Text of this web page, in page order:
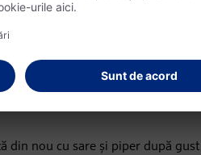
3-4 minute, până când se
din nou cu sare și piper după